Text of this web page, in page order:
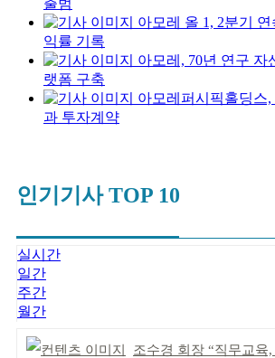
출범
아모레 올 1, 2분기 연
익률 기록
아모레, 70년 연구 자
랫폼 구축
아모레퍼시픽홀딩스
과 투자계약
인기기사 TOP 10
실시간
일간
주간
월간
조수경 회장 “직무교육, 위